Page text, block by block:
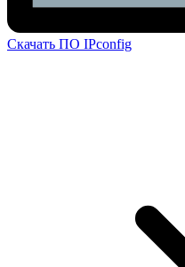
Скачать ПО IPconfig